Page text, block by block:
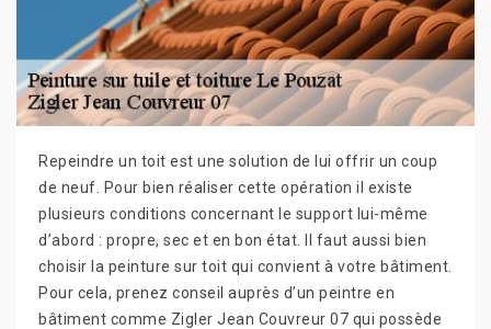
Repeindre un toit est une solution de lui offrir un coup
de neuf. Pour bien réaliser cette opération il existe
plusieurs conditions concernant le support lui-même
d’abord : propre, sec et en bon état. Il faut aussi bien
choisir la peinture sur toit qui convient à votre bâtiment.
Pour cela, prenez conseil auprès d’un peintre en
bâtiment comme Zigler Jean Couvreur 07 qui possède